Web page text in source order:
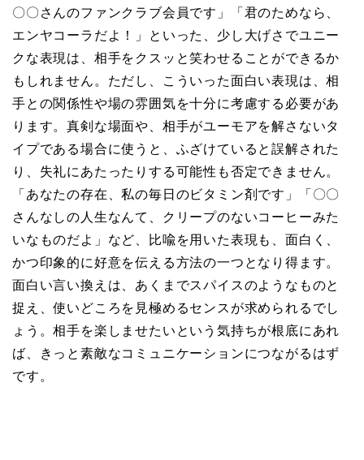
〇〇さんのファンクラブ会員です」「君のためなら、
エンヤコーラだよ！」といった、少し大げさでユニー
クな表現は、相手をクスッと笑わせることができるか
もしれません。ただし、こういった面白い表現は、相
手との関係性や場の雰囲気を十分に考慮する必要があ
ります。真剣な場面や、相手がユーモアを解さないタ
イプである場合に使うと、ふざけていると誤解された
り、失礼にあたったりする可能性も否定できません。
「あなたの存在、私の毎日のビタミン剤です」「〇〇
さんなしの人生なんて、クリープのないコーヒーみた
いなものだよ」など、比喩を用いた表現も、面白く、
かつ印象的に好意を伝える方法の一つとなり得ます。
面白い言い換えは、あくまでスパイスのようなものと
捉え、使いどころを見極めるセンスが求められるでし
ょう。相手を楽しませたいという気持ちが根底にあれ
ば、きっと素敵なコミュニケーションにつながるはず
です。